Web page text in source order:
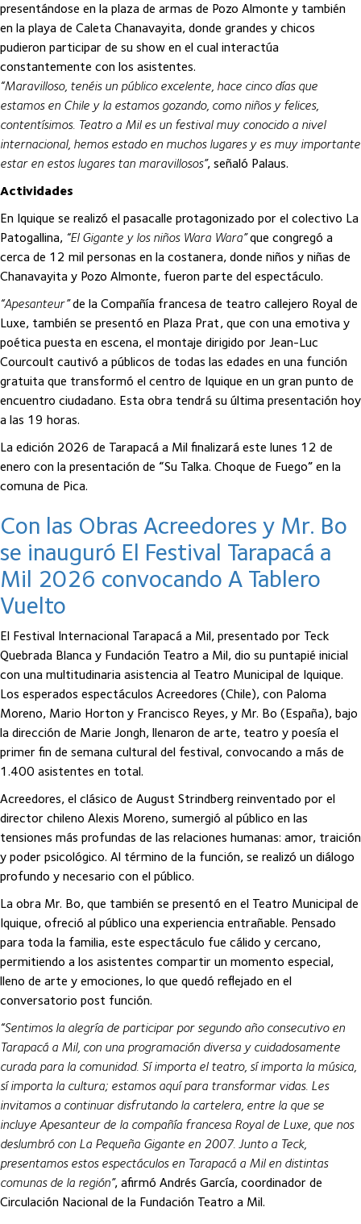
presentándose en la plaza de armas de Pozo Almonte y también
en la playa de Caleta Chanavayita, donde grandes y chicos
pudieron participar de su show en el cual interactúa
constantemente con los asistentes.
“Maravilloso, tenéis un público excelente, hace cinco días que
estamos en Chile y la estamos gozando, como niños y felices,
contentísimos. Teatro a Mil es un festival muy conocido a nivel
internacional, hemos estado en muchos lugares y es muy importante
estar en estos lugares tan maravillosos”, señaló Palaus.
Actividades
En Iquique se realizó el pasacalle protagonizado por el colectivo La
Patogallina, “El Gigante y los niños Wara Wara”que congregó a
cerca de 12 mil personas en la costanera, donde niños y niñas de
Chanavayita y Pozo Almonte, fueron parte del espectáculo.
“Apesanteur”de la Compañía francesa de teatro callejero Royal de
Luxe, también se presentó en Plaza Prat, que con una emotiva y
poética puesta en escena, el montaje dirigido por Jean-Luc
Courcoult cautivó a públicos de todas las edades en una función
gratuita que transformó el centro de Iquique en un gran punto de
encuentro ciudadano. Esta obra tendrá su última presentación hoy
a las 19 horas.
La edición 2026 de Tarapacá a Mil finalizará este lunes 12 de
enero con la presentación de “Su Talka. Choque de Fuego” en la
comuna de Pica.
Con las Obras Acreedores y Mr. Bo
se inauguró El Festival Tarapacá a
Mil 2026 convocando A Tablero
Vuelto
El Festival Internacional Tarapacá a Mil, presentado por Teck
Quebrada Blanca y Fundación Teatro a Mil, dio su puntapié inicial
con una multitudinaria asistencia al Teatro Municipal de Iquique.
Los esperados espectáculos Acreedores (Chile), con Paloma
Moreno, Mario Horton y Francisco Reyes, y Mr. Bo (España), bajo
la dirección de Marie Jongh, llenaron de arte, teatro y poesía el
primer fin de semana cultural del festival, convocando a más de
1.400 asistentes en total.
Acreedores, el clásico de August Strindberg reinventado por el
director chileno Alexis Moreno, sumergió al público en las
tensiones más profundas de las relaciones humanas: amor, traición
y poder psicológico. Al término de la función, se realizó un diálogo
profundo y necesario con el público.
La obra Mr. Bo, que también se presentó en el Teatro Municipal de
Iquique, ofreció al público una experiencia entrañable. Pensado
para toda la familia, este espectáculo fue cálido y cercano,
permitiendo a los asistentes compartir un momento especial,
lleno de arte y emociones, lo que quedó reflejado en el
conversatorio post función.
“Sentimos la alegría de participar por segundo año consecutivo en
Tarapacá a Mil, con una programación diversa y cuidadosamente
curada para la comunidad. Sí importa el teatro, sí importa la música,
sí importa la cultura; estamos aquí para transformar vidas. Les
invitamos a continuar disfrutando la cartelera, entre la que se
incluye Apesanteur de la compañía francesa Royal de Luxe, que nos
deslumbró con La Pequeña Gigante en 2007. Junto a Teck,
presentamos estos espectáculos en Tarapacá a Mil en distintas
comunas de la región”, afirmó Andrés García, coordinador de
Circulación Nacional de la Fundación Teatro a Mil.